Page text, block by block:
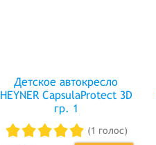
Детское автокресло
HEYNER CapsulaProtect 3D
гр. 1
(1 голос)